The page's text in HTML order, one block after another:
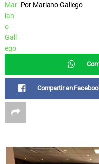
Por Mariano Gallego
Compartir en